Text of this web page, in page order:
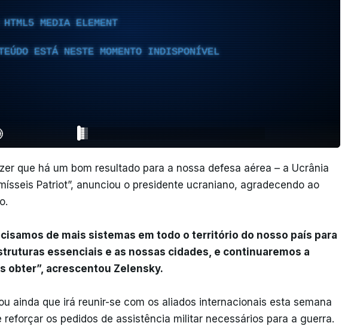
HTML5 MEDIA ELEMENT
ESTÁ NESTE MOMENTO INDISPONÍVEL
que há um bom resultado para a nossa defesa aérea – a Ucrânia
Patriot”, anunciou o presidente ucraniano, agradecendo ao
de mais sistemas em todo o território do nosso país para
essenciais e as nossas cidades, e continuaremos a
obter”, acrescentou Zelensky.
ainda que irá reunir-se com os aliados internacionais esta semana
reforçar os pedidos de assistência militar necessários para a guerra.